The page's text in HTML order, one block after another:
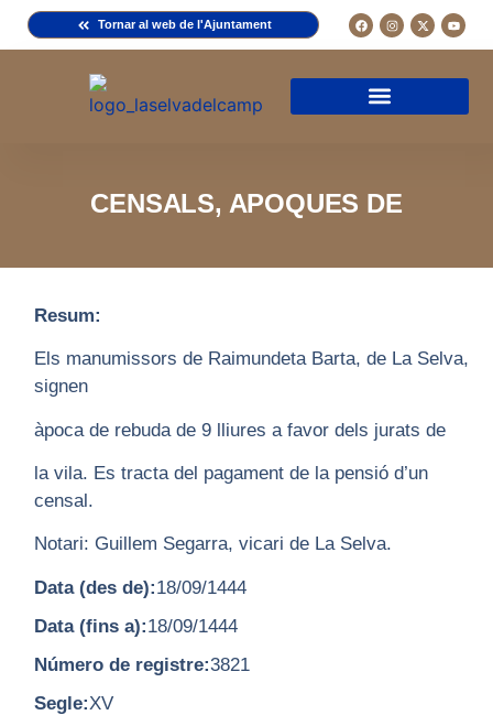
Tornar al web de l'Ajuntament
CENSALS, APOQUES DE
Resum:
Els manumissors de Raimundeta Barta, de La Selva,
signen
àpoca de rebuda de 9 lliures a favor dels jurats de
la vila. Es tracta del pagament de la pensió d’un
censal.
Notari: Guillem Segarra, vicari de La Selva.
Data (des de):18/09/1444
Data (fins a):18/09/1444
Número de registre:3821
Segle:XV